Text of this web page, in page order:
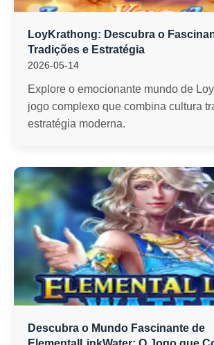
LoyKrathong: Descubra o
Tradições e Estratégia
2026-05-14
Explore o emocionante mundo de
jogo complexo que combina cultura
estratégia moderna.
Descubra o Mundo Fascinante de